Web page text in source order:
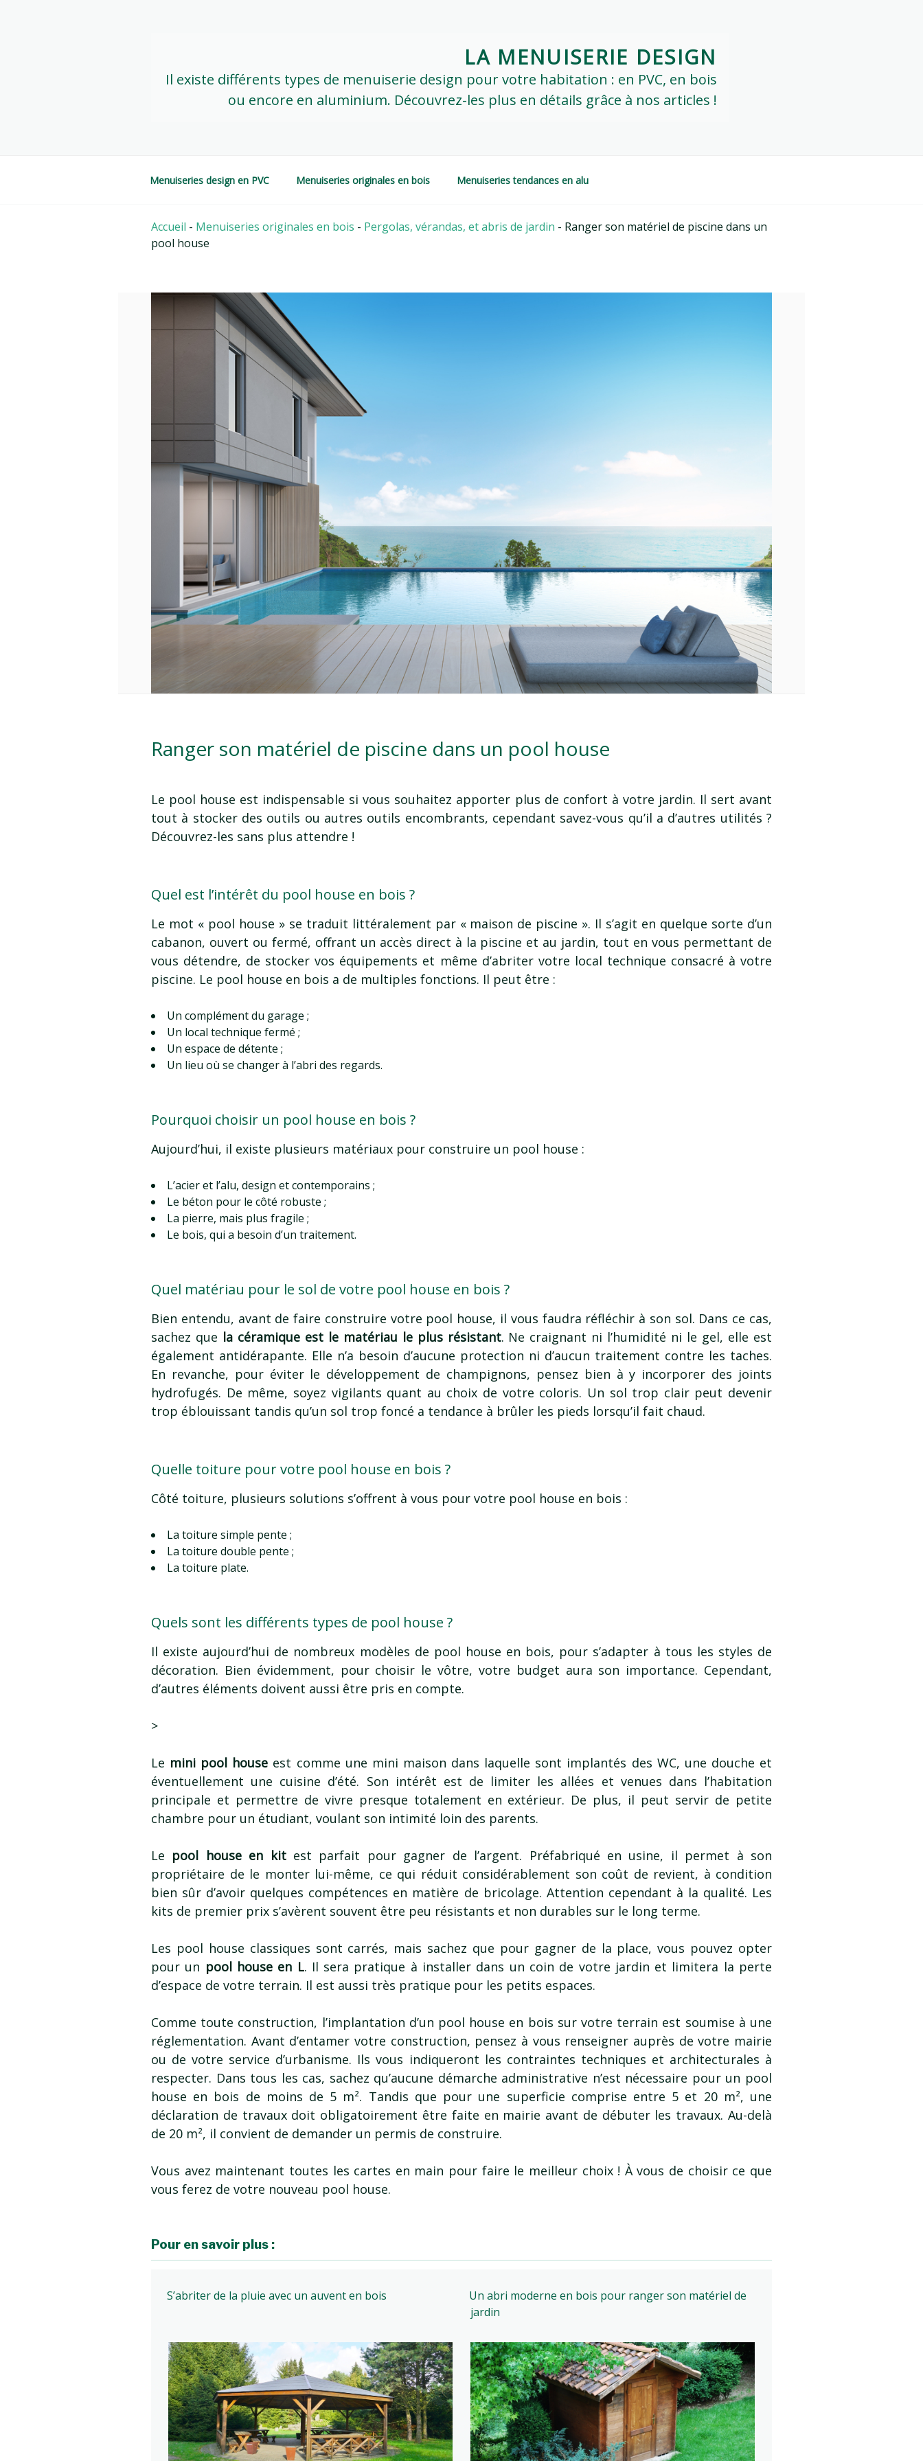
LA MENUISERIE DESIGN
Il existe différents types de menuiserie design pour votre habitation : en PVC, en bois
ou encore en aluminium. Découvrez-les plus en détails grâce à nos articles !
Menuiseries design en PVC Menuiseries originales en bois Menuiseries tendances en alu
Accueil - Menuiseries originales en bois - Pergolas, vérandas, et abris de jardin - Ranger son matériel de piscine dans un
pool house
Ranger son matériel de piscine dans un pool house
Le pool house est indispensable si vous souhaitez apporter plus de confort à votre jardin. Il sert avant
tout à stocker des outils ou autres outils encombrants, cependant savez-vous qu’il a d’autres utilités ?
Découvrez-les sans plus attendre !
Quel est l’intérêt du pool house en bois ?
Le mot « pool house » se traduit littéralement par « maison de piscine ». Il s’agit en quelque sorte d’un
cabanon, ouvert ou fermé, offrant un accès direct à la piscine et au jardin, tout en vous permettant de
vous détendre, de stocker vos équipements et même d’abriter votre local technique consacré à votre
piscine. Le pool house en bois a de multiples fonctions. Il peut être :
Un complément du garage ;
Un local technique fermé ;
Un espace de détente ;
Un lieu où se changer à l’abri des regards.
Pourquoi choisir un pool house en bois ?
Aujourd’hui, il existe plusieurs matériaux pour construire un pool house :
L’acier et l’alu, design et contemporains ;
Le béton pour le côté robuste ;
La pierre, mais plus fragile ;
Le bois, qui a besoin d’un traitement.
Quel matériau pour le sol de votre pool house en bois ?
Bien entendu, avant de faire construire votre pool house, il vous faudra réfléchir à son sol. Dans ce cas,
sachez que la céramique est le matériau le plus résistant. Ne craignant ni l’humidité ni le gel, elle est
également antidérapante. Elle n’a besoin d’aucune protection ni d’aucun traitement contre les taches.
En revanche, pour éviter le développement de champignons, pensez bien à y incorporer des joints
hydrofugés. De même, soyez vigilants quant au choix de votre coloris. Un sol trop clair peut devenir
trop éblouissant tandis qu’un sol trop foncé a tendance à brûler les pieds lorsqu’il fait chaud.
Quelle toiture pour votre pool house en bois ?
Côté toiture, plusieurs solutions s’offrent à vous pour votre pool house en bois :
La toiture simple pente ;
La toiture double pente ;
La toiture plate.
Quels sont les différents types de pool house ?
Il existe aujourd’hui de nombreux modèles de pool house en bois, pour s’adapter à tous les styles de
décoration. Bien évidemment, pour choisir le vôtre, votre budget aura son importance. Cependant,
d’autres éléments doivent aussi être pris en compte.
>
Le mini pool house est comme une mini maison dans laquelle sont implantés des WC, une douche et
éventuellement une cuisine d’été. Son intérêt est de limiter les allées et venues dans l’habitation
principale et permettre de vivre presque totalement en extérieur. De plus, il peut servir de petite
chambre pour un étudiant, voulant son intimité loin des parents.
Le pool house en kitest parfait pour gagner de l’argent. Préfabriqué en usine, il permet à son
propriétaire de le monter lui-même, ce qui réduit considérablement son coût de revient, à condition
bien sûr d’avoir quelques compétences en matière de bricolage. Attention cependant à la qualité. Les
kits de premier prix s’avèrent souvent être peu résistants et non durables sur le long terme.
Les pool house classiques sont carrés, mais sachez que pour gagner de la place, vous pouvez opter
pour un pool house en L. Il sera pratique à installer dans un coin de votre jardin et limitera la perte
d’espace de votre terrain. Il est aussi très pratique pour les petits espaces.
Comme toute construction, l’implantation d’un pool house en bois sur votre terrain est soumise à une
réglementation. Avant d’entamer votre construction, pensez à vous renseigner auprès de votre mairie
ou de votre service d’urbanisme. Ils vous indiqueront les contraintes techniques et architecturales à
respecter. Dans tous les cas, sachez qu’aucune démarche administrative n’est nécessaire pour un pool
house en bois de moins de 5 m². Tandis que pour une superficie comprise entre 5 et 20 m², une
déclaration de travaux doit obligatoirement être faite en mairie avant de débuter les travaux. Au-delà
de 20 m², il convient de demander un permis de construire.
Vous avez maintenant toutes les cartes en main pour faire le meilleur choix ! À vous de choisir ce que
vous ferez de votre nouveau pool house.
Pour en savoir plus :
S’abriter de la pluie avec un auvent en bois
Un abri moderne en bois pour ranger son matériel de
jardin